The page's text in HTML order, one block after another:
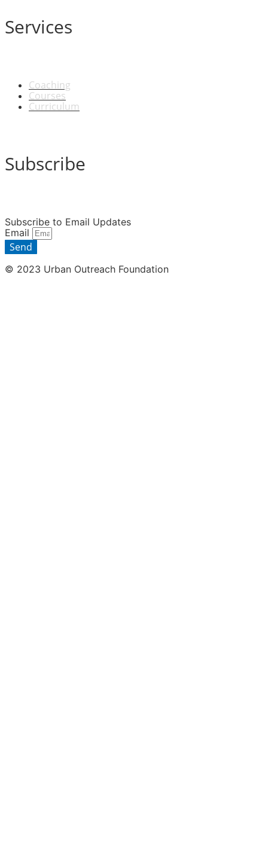
Services
Coaching
Courses
Curriculum
Subscribe
Subscribe to Email Updates
Email
Send
© 2023 Urban Outreach Foundation